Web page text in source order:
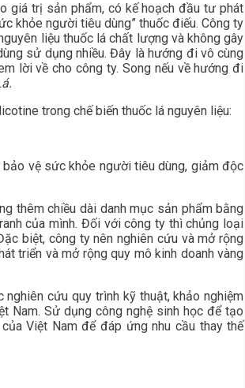
giá trị sản phẩm, có kế hoạch đầu tư phát
khỏe người tiêu dùng” thuốc điếu. Công ty
liệu thuốc lá chất lượng và không gây
sử dụng nhiều. Đây là hướng đi vô cùng
lời về cho công ty. Song nếu về hướng đi
trong chế biến thuốc lá nguyên liệu:
vệ sức khỏe người tiêu dùng, giảm độc
thêm chiều dài danh mục sản phẩm bằng
của mình. Đối với công ty thì chủng loại
biệt, công ty nên nghiên cứu và mở rộng
triển và mở rộng quy mô kinh doanh vàng
cứu quy trình kỹ thuật, khảo nghiệm
Nam. Sử dụng công nghệ sinh học để tạo
Việt Nam để đáp ứng nhu cầu thay thế